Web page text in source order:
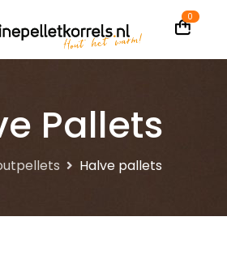
0
Pallets
Halve pallets